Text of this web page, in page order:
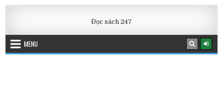
Đọc sách 247
MENU